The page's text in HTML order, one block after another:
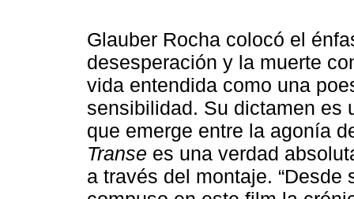
Glauber Rocha colocó el
desesperación y la muerte
vida entendida como una
sensibilidad. Su dictamen es
que emerge entre la agonía
Transe es una verdad
a través del montaje.